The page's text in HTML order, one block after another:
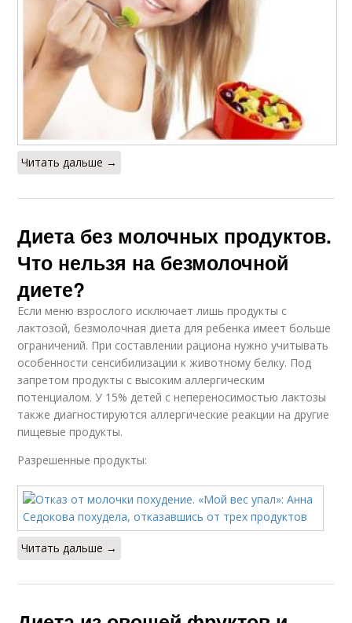
Читать дальше →
Диета без молочных продуктов.
Что нельзя на безмолочной
диете?
Если меню взрослого исключает лишь продукты с
лактозой, безмолочная диета для ребенка имеет больше
ограничений. При составлении рациона нужно учитывать
особенности сенсибилизации к животному белку. Под
запретом продукты с высоким аллергическим
потенциалом. У 15% детей с непереносимостью лактозы
также диагностируются аллергические реакции на другие
пищевые продукты.
Разрешенные продукты:
Читать дальше →